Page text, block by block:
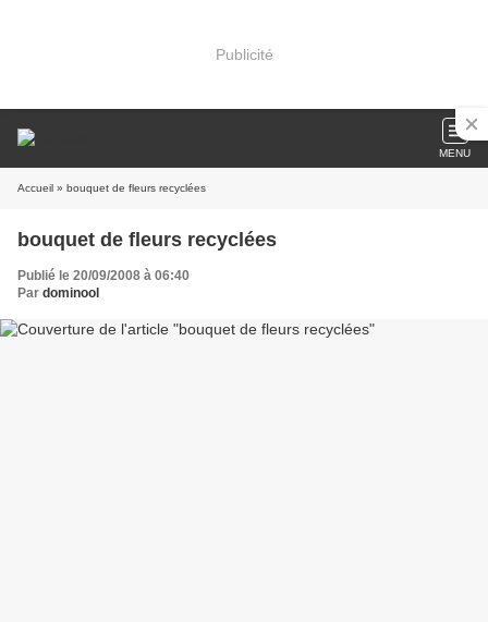
Publicité
MENU
Accueil » bouquet de fleurs recyclées
bouquet de fleurs recyclées
Publié le 20/09/2008 à 06:40
Par dominool